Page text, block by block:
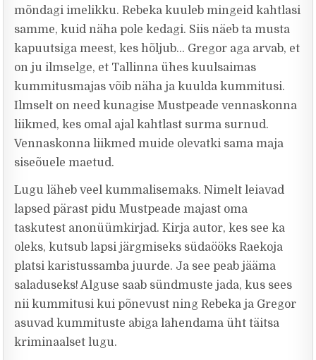
mõndagi imelikku. Rebeka kuuleb mingeid kahtlasi
samme, kuid näha pole kedagi. Siis näeb ta musta
kapuutsiga meest, kes hõljub… Gregor aga arvab, et
on ju ilmselge, et Tallinna ühes kuulsaimas
kummitusmajas võib näha ja kuulda kummitusi.
Ilmselt on need kunagise Mustpeade vennaskonna
liikmed, kes omal ajal kahtlast surma surnud.
Vennaskonna liikmed muide olevatki sama maja
siseõuele maetud.
Lugu läheb veel kummalisemaks. Nimelt leiavad
lapsed pärast pidu Mustpeade majast oma
taskutest anonüümkirjad. Kirja autor, kes see ka
oleks, kutsub lapsi järgmiseks südaööks Raekoja
platsi karistussamba juurde. Ja see peab jääma
saladuseks! Alguse saab sündmuste jada, kus sees
nii kummitusi kui põnevust ning Rebeka ja Gregor
asuvad kummituste abiga lahendama üht täitsa
kriminaalset lugu.